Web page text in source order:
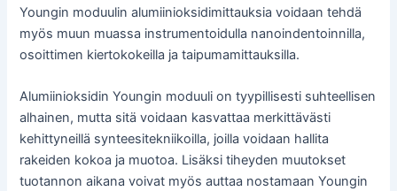
Youngin moduulin alumiinioksidimittauksia voidaan tehdä
myös muun muassa instrumentoidulla nanoindentoinnilla,
osoittimen kiertokokeilla ja taipumamittauksilla.
Alumiinioksidin Youngin moduuli on tyypillisesti suhteellisen
alhainen, mutta sitä voidaan kasvattaa merkittävästi
kehittyneillä synteesitekniikoilla, joilla voidaan hallita
rakeiden kokoa ja muotoa. Lisäksi tiheyden muutokset
tuotannon aikana voivat myös auttaa nostamaan Youngin